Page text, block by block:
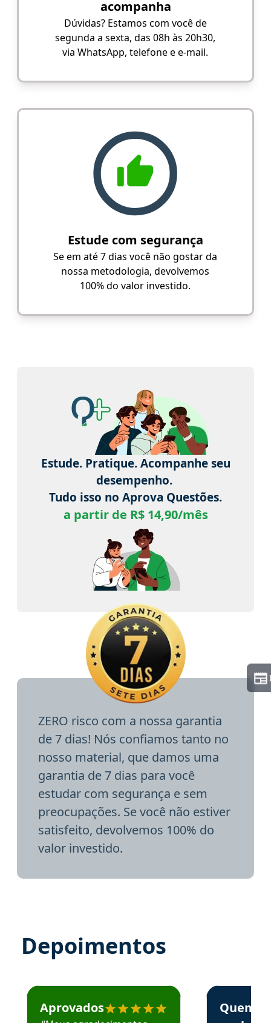
acompanha
Dúvidas? Estamos com você de
segunda a sexta, das 08h às 20h30,
via WhatsApp, telefone e e-mail.
Estude com segurança
Se em até 7 dias você não gostar da
nossa metodologia, devolvemos
100% do valor investido.
Estude. Pratique. Acompanhe seu
desempenho.
Tudo isso no Aprova Questões.
a partir de R$ 14,90/mês
ZERO risco com a nossa garantia
de 7 dias! Nós confiamos tanto no
nosso material, que damos uma
garantia de 7 dias para você
estudar com segurança e sem
preocupações. Se você não estiver
satisfeito, devolvemos 100% do
valor investido.
Depoimentos
Estudante José recomenda o Aprova Concursos em
Aprovados
Estudante
Quem